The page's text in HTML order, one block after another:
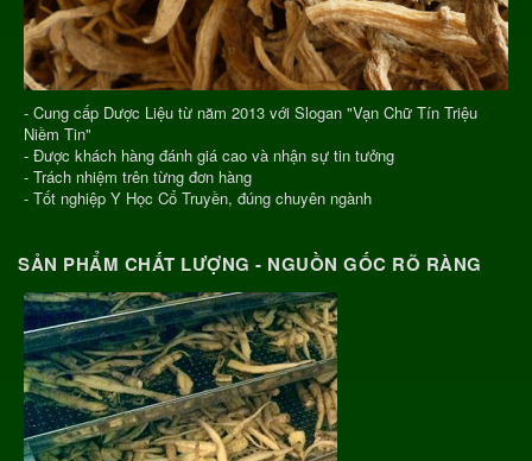
- Cung cấp Dược Liệu từ năm 2013 với Slogan "Vạn Chữ Tín Triệu
Niềm Tin"
- Được khách hàng đánh giá cao và nhận sự tin tưởng
- Trách nhiệm trên từng đơn hàng
- Tốt nghiệp Y Học Cổ Truyền, đúng chuyên ngành
SẢN PHẨM CHẤT LƯỢNG - NGUỒN GỐC RÕ RÀNG